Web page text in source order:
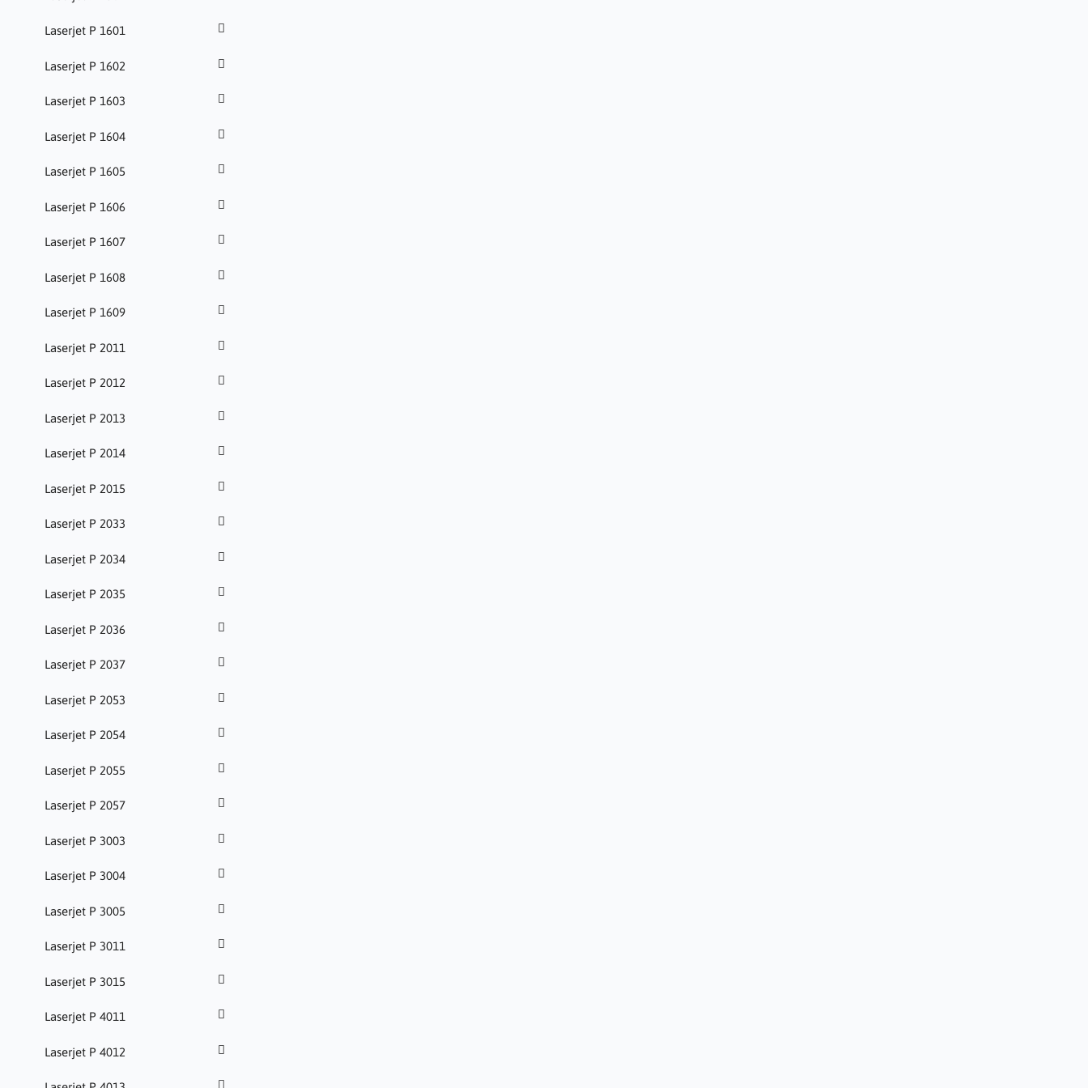
Laserjet P 1601
Laserjet P 1602
Laserjet P 1603
Laserjet P 1604
Laserjet P 1605
Laserjet P 1606
Laserjet P 1607
Laserjet P 1608
Laserjet P 1609
Laserjet P 2011
Laserjet P 2012
Laserjet P 2013
Laserjet P 2014
Laserjet P 2015
Laserjet P 2033
Laserjet P 2034
Laserjet P 2035
Laserjet P 2036
Laserjet P 2037
Laserjet P 2053
Laserjet P 2054
Laserjet P 2055
Laserjet P 2057
Laserjet P 3003
Laserjet P 3004
Laserjet P 3005
Laserjet P 3011
Laserjet P 3015
Laserjet P 4011
Laserjet P 4012